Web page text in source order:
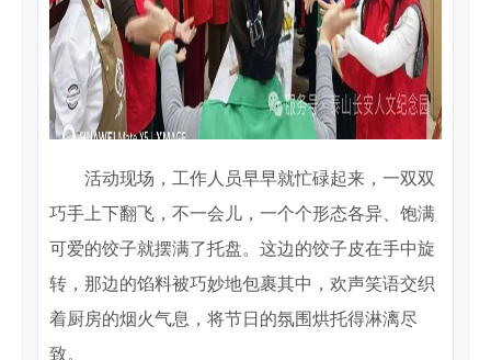
活动现场，工作人员早早就忙碌起来，一双双
巧手上下翻飞，不一会儿，一个个形态各异、饱满
可爱的饺子就摆满了托盘。这边的饺子皮在手中旋
转，那边的馅料被巧妙地包裹其中，欢声笑语交织
着厨房的烟火气息，将节日的氛围烘托得淋漓尽
致。